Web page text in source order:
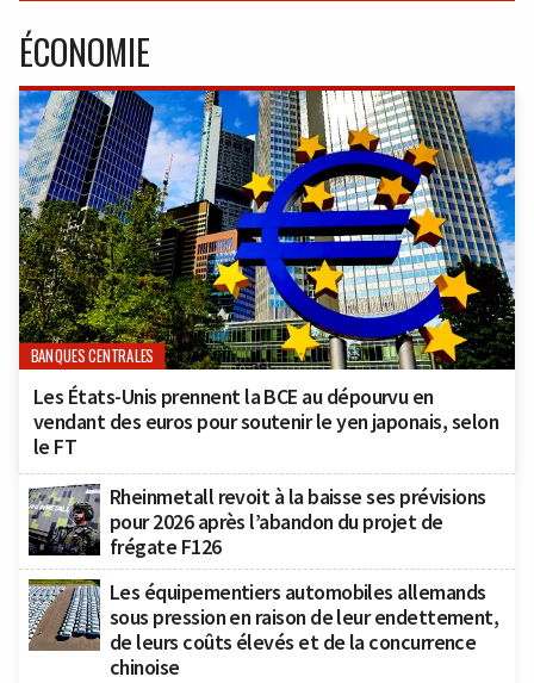
ÉCONOMIE
BANQUES CENTRALES
Les États-Unis prennent la BCE au dépourvu en
vendant des euros pour soutenir le yen japonais, selon
le FT
Rheinmetall revoit à la baisse ses prévisions
pour 2026 après l’abandon du projet de
frégate F126
Les équipementiers automobiles allemands
sous pression en raison de leur endettement,
de leurs coûts élevés et de la concurrence
chinoise